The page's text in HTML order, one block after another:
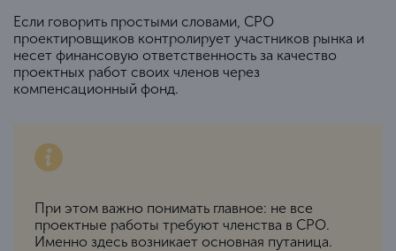
Если говорить простыми словами, СРО
проектировщиков контролирует участников рынка и
несет финансовую ответственность за качество
проектных работ своих членов через
компенсационный фонд.
При этом важно понимать главное: не все
проектные работы требуют членства в СРО.
Именно здесь возникает основная путаница.